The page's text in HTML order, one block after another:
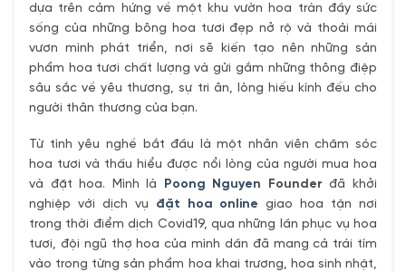
dựa trên cảm hứng về một khu vườn hoa tràn đầy sức
sống của những bông hoa tươi đẹp nở rộ và thoải mái
vươn mình phát triển, nơi sẽ kiến tạo nên những sản
phẩm hoa tươi chất lượng và gửi gắm những thông điệp
sâu sắc về yêu thương, sự tri ân, lòng hiếu kính đếu cho
người thân thương của bạn.
Từ tình yêu nghề bắt đầu là một nhân viên chăm sóc
hoa tươi và thấu hiểu được nổi lòng của người mua hoa
và đặt hoa. Mình là
Poong Nguyen Founder đã khởi
nghiệp với dịch vụ đặt hoa online giao hoa tận nơi
trong thời điểm dịch Covid19, qua những lần phục vụ hoa
tươi, đội ngũ thợ hoa của mình dần đã mang cả trái tím
vào trong từng sản phẩm hoa khai trương, hoa sinh nhật,